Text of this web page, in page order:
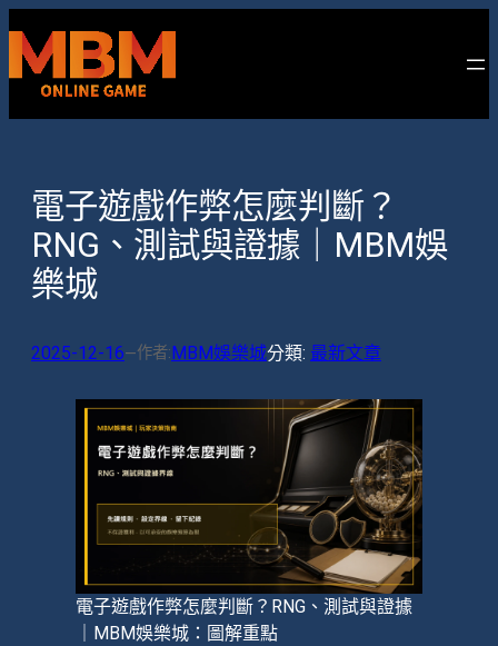
主
電子遊戲作弊怎麼判斷？
RNG、測試與證據｜MBM娛
樂城
2025-12-16—作者: MBM娛樂城分類: 最新文章
電子遊戲作弊怎麼判斷？RNG、測試與證據
｜MBM娛樂城：圖解重點